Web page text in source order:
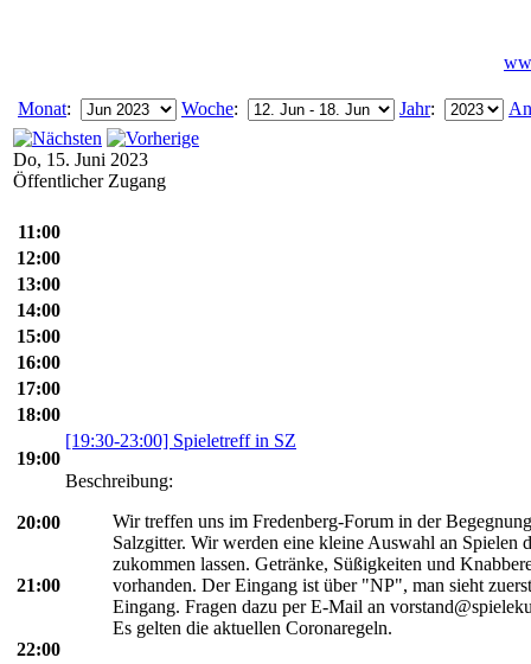
Monat: Woche: Jahr:
Do, 15. Juni 2023
Öffentlicher Zugang
11:00
12:00
13:00
14:00
15:00
16:00
17:00
18:00
19:00
[19:30-23:00] Spieletreff in SZ
Beschreibung:
Wir treffen uns im Fredenberg-Forum in der
Salzgitter. Wir werden eine kleine Auswahl an Spielen
zukommen lassen. Getränke, Süßigkeiten und
vorhanden. Der Eingang ist über "NP", man sieht
Eingang. Fragen dazu per E-Mail an
Es gelten die aktuellen Coronaregeln.
20:00
21:00
22:00